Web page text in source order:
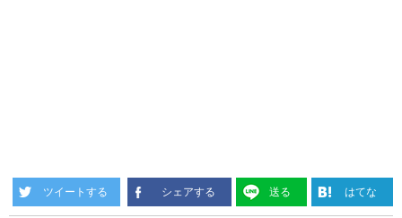
ツイートする シェアする 送る はてな